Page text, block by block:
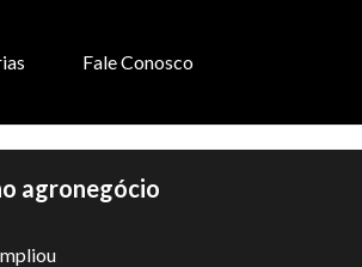
Fale Conosco
agronegócio